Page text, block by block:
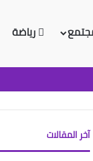
رياضة
آخر المقالات